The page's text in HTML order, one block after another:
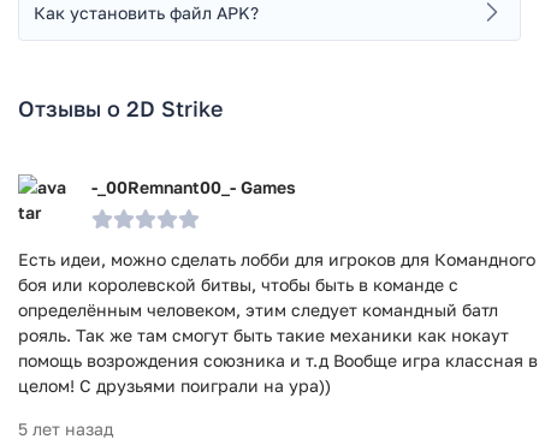
Как установить файл APK?
Отзывы о 2D Strike
-_00Remnant00_- Games
Есть идеи, можно сделать лобби для игроков для Командного
боя или королевской битвы, чтобы быть в команде с
определённым человеком, этим следует командный батл
рояль. Так же там смогут быть такие механики как нокаут
помощь возрождения союзника и т.д Вообще игра классная в
целом! С друзьями поиграли на ура))
5 лет назад